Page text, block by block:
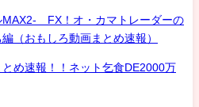
MAX2- FX！オ・カマトレーダーの
（おもしろ動画まとめ速報）
め速報！！ネット乞食DE2000万